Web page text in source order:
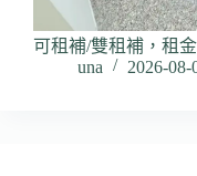
可租補/雙租補，租
una
2026-08-